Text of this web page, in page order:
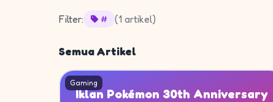
Filter: # (1 artikel)
Semua Artikel
Iklan Pokémon 30th Anniversary
Gaming